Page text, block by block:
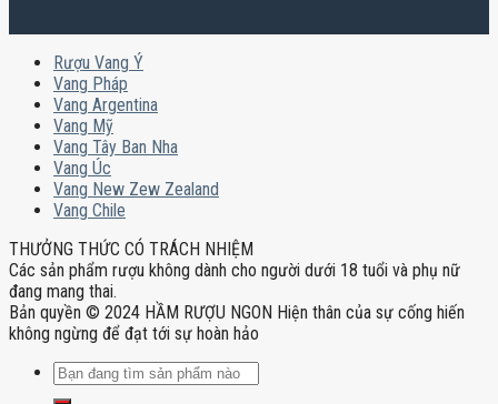
Rượu Vang Ý
Vang Pháp
Vang Argentina
Vang Mỹ
Vang Tây Ban Nha
Vang Úc
Vang New Zew Zealand
Vang Chile
THƯỞNG THỨC CÓ TRÁCH NHIỆM
Các sản phẩm rượu không dành cho người dưới 18 tuổi và phụ nữ
đang mang thai.
Bản quyền © 2024 HẦM RƯỢU NGON Hiện thân của sự cống hiến
không ngừng để đạt tới sự hoàn hảo
Tìm
kiếm: